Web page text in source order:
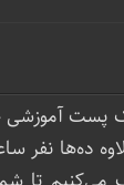
پست
ده‌ها نفر